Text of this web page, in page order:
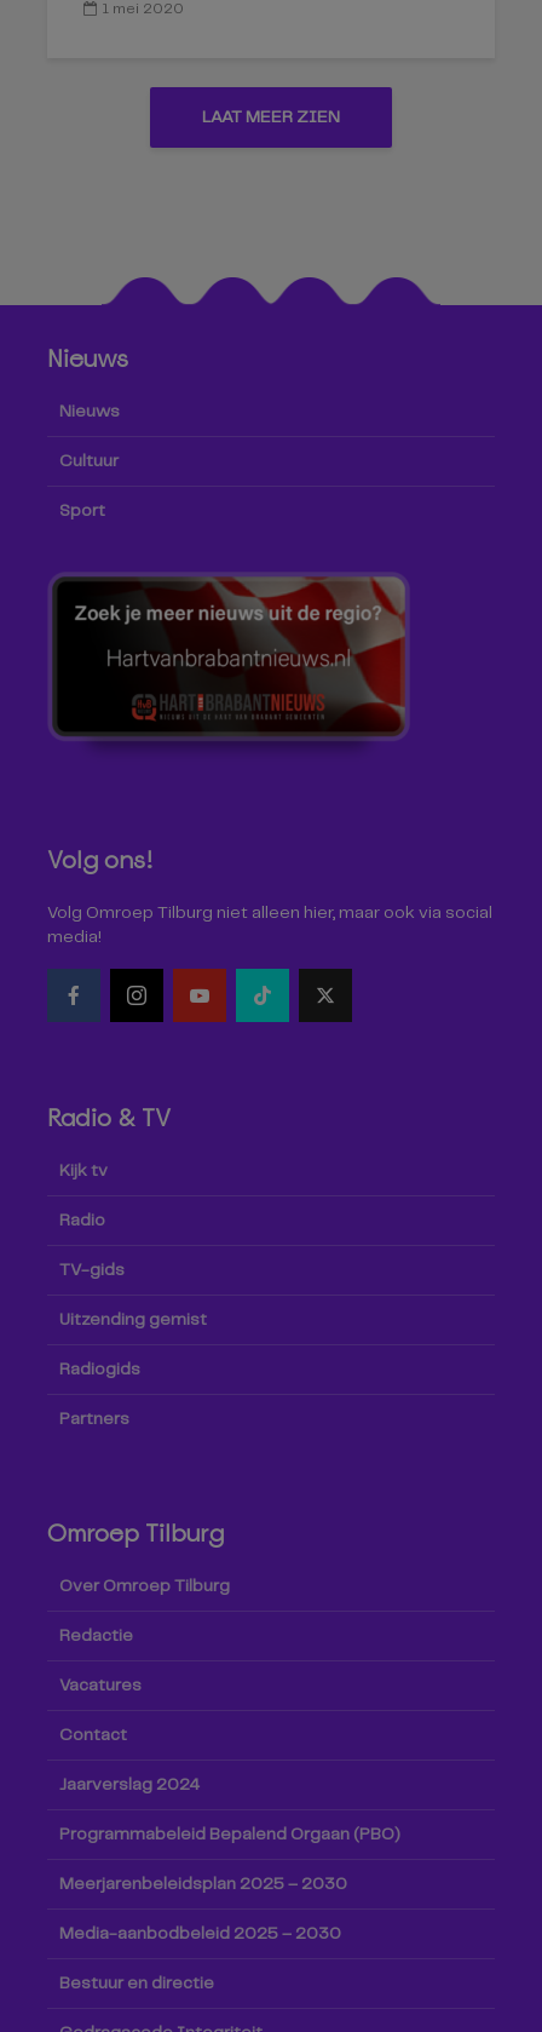
1 mei 2020
LAAT MEER ZIEN
Nieuws
Nieuws
Cultuur
Sport
Volg ons!
Volg Omroep Tilburg niet alleen hier, maar ook via social
media!
Radio & TV
Kijk tv
Radio
TV-gids
Uitzending gemist
Radiogids
Partners
Omroep Tilburg
Over Omroep Tilburg
Redactie
Vacatures
Contact
Jaarverslag 2024
Programmabeleid Bepalend Orgaan (PBO)
Meerjarenbeleidsplan 2025 – 2030
Media-aanbodbeleid 2025 – 2030
Bestuur en directie